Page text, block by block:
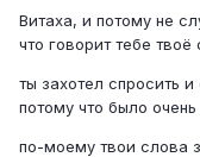
Витаха, и потому не
что говорит тебе твоё
ты захотел спросить
потому что было
по-моему твои слова